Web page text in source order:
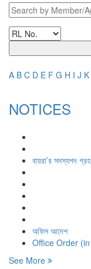
A B C D E F G H I J K
NOTICES
বায়রা’র সদস্যপদ
অফিস আদেশ
Office Order
See More